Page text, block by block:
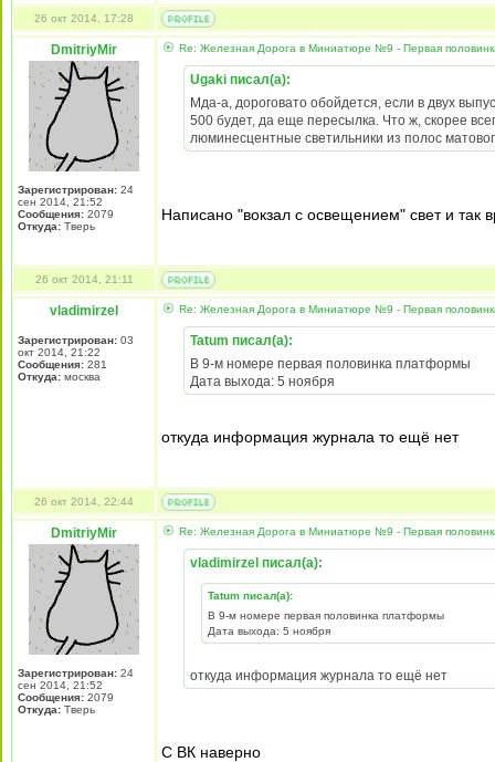
26 окт 2014, 17:28
DmitriyMir
Зарегистрирован: 24
сен 2014, 21:52
Сообщения: 2079
Откуда: Тверь
Re: Железная Дорога в Миниатюре №9 - Первая
Ugaki писал(а):
Мда-а, дороговато обойдется, если в двух
500 будет, да еще пересылка. Что ж, скорее
люминесцентные светильники из полос
Написано "вокзал с освещением" свет и так
26 окт 2014, 21:11
vladimirzel
Зарегистрирован: 03
окт 2014, 21:22
Сообщения: 281
Откуда: москва
Re: Железная Дорога в Миниатюре №9 - Первая
Tatum писал(а):
В 9-м номере первая половинка платформы
Дата выхода: 5 ноября
откуда информация журнала то ещё нет
26 окт 2014, 22:44
DmitriyMir
Зарегистрирован: 24
сен 2014, 21:52
Сообщения: 2079
Откуда: Тверь
Re: Железная Дорога в Миниатюре №9 - Первая
vladimirzel писал(а):
Tatum писал(а):
В 9-м номере первая половинка платформы
Дата выхода: 5 ноября
откуда информация журнала то ещё нет
С ВК наверно